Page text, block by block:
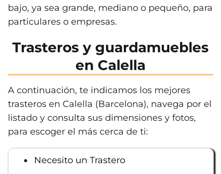
bajo, ya sea grande, mediano o pequeño, para
particulares o empresas.
Trasteros y guardamuebles
en Calella
A continuación, te indicamos los mejores
trasteros en Calella (Barcelona), navega por el
listado y consulta sus dimensiones y fotos,
para escoger el más cerca de ti:
Necesito un Trastero